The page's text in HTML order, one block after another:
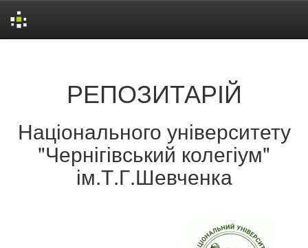
РЕПОЗИТАРІЙ
Національного університету
"Чернігівський колегіум"
ім.Т.Г.Шевченка